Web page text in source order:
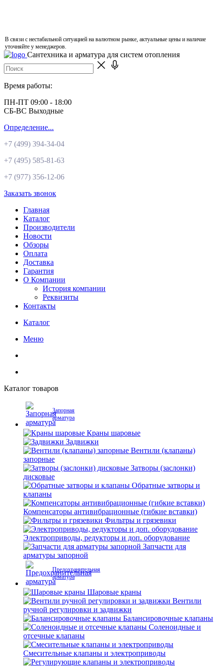
В связи с нестабильной ситуацией на валютном рынке, актуальные цены и наличие
уточняйте у менеджеров.
Сантехника и арматура для систем отопления
Время работы:
ПН-ПТ 09:00 - 18:00
СБ-ВС Выходные
Определение...
+7 (499) 394-34-04
+7 (495) 585-81-63
+7 (977) 356-12-06
Заказать звонок
Главная
Каталог
Производители
Новости
Обзоры
Оплата
Доставка
Гарантия
О Компании
История компании
Реквизиты
Контакты
Каталог
Меню
Каталог товаров
Запорная
арматура
Краны шаровые
Задвижки
Вентили (клапаны)
запорные
Затворы (заслонки)
дисковые
Обратные затворы и
клапаны
Компенсаторы антивибрационные (гибкие вставки)
Фильтры и грязевики
Электроприводы, редукторы и доп. оборудование
Запчасти для
арматуры запорной
Предохранительная
арматура
Шаровые краны
Вентили
ручной регулировки и задвижки
Балансировочные клапаны
Соленоидные и
отсечные клапаны
Смесительные клапаны и электроприводы